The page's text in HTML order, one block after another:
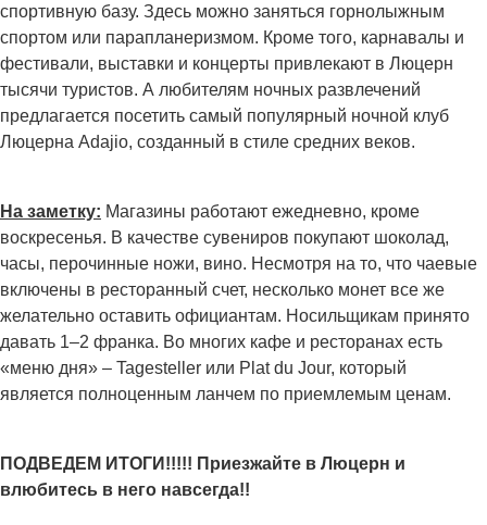
спортивную базу. Здесь можно заняться горнолыжным
спортом или парапланеризмом. Кроме того, карнавалы и
фестивали, выставки и концерты привлекают в Люцерн
тысячи туристов. А любителям ночных развлечений
предлагается посетить самый популярный ночной клуб
Люцерна Adajio, созданный в стиле средних веков.
На заметку: Магазины работают ежедневно, кроме
воскресенья. В качестве сувениров покупают шоколад,
часы, перочинные ножи, вино. Несмотря на то, что чаевые
включены в ресторанный счет, несколько монет все же
желательно оставить официантам. Носильщикам принято
давать 1–2 франка. Во многих кафе и ресторанах есть
«меню дня» – Tagesteller или Plat du Jour, который
является полноценным ланчем по приемлемым ценам.
ПОДВЕДЕМ ИТОГИ!!!!! Приезжайте в Люцерн и
влюбитесь в него навсегда!!